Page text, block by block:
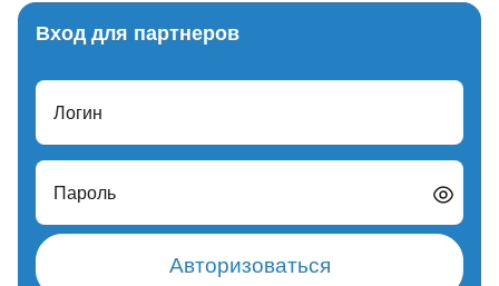
Вход для партнеров
Логин
Пароль
Авторизоваться